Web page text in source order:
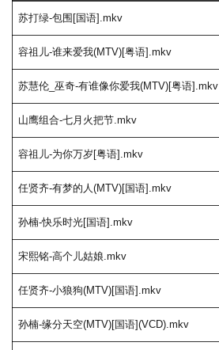
苏打绿-包围[国语].mkv
容祖儿-谁来爱我(MTV)[粤语].mkv
苏慧伦_巫奇-有谁像你爱我(MTV)[粤语].mkv
山鹰组合-七月火把节.mkv
容祖儿-为你万岁[粤语].mkv
任贤齐-有梦的人(MTV)[国语].mkv
孙楠-快乐时光[国语].mkv
宋熙铭-高个儿姑娘.mkv
任贤齐-小狼狗(MTV)[国语].mkv
孙楠-缘分天空(MTV)[国语](VCD).mkv